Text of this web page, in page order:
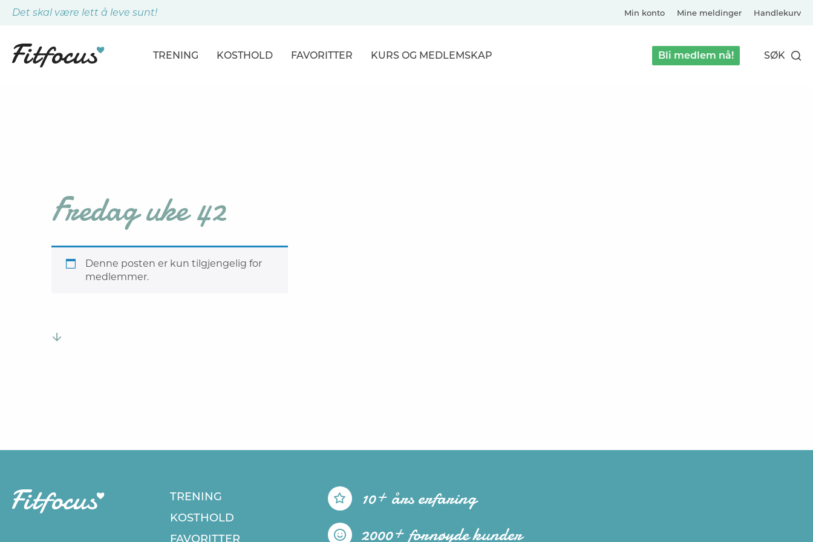
Det skal være lett å leve sunt! Min konto Mine meldinger Handlekurv
TRENING KOSTHOLD FAVORITTER KURS OG MEDLEMSKAP Bli medlem nå! SØK
Fredag uke 42
Denne posten er kun tilgjengelig for
medlemmer.
TRENING
KOSTHOLD
FAVORITTER
10+ års erfaring
2000+ fornøyde kunder